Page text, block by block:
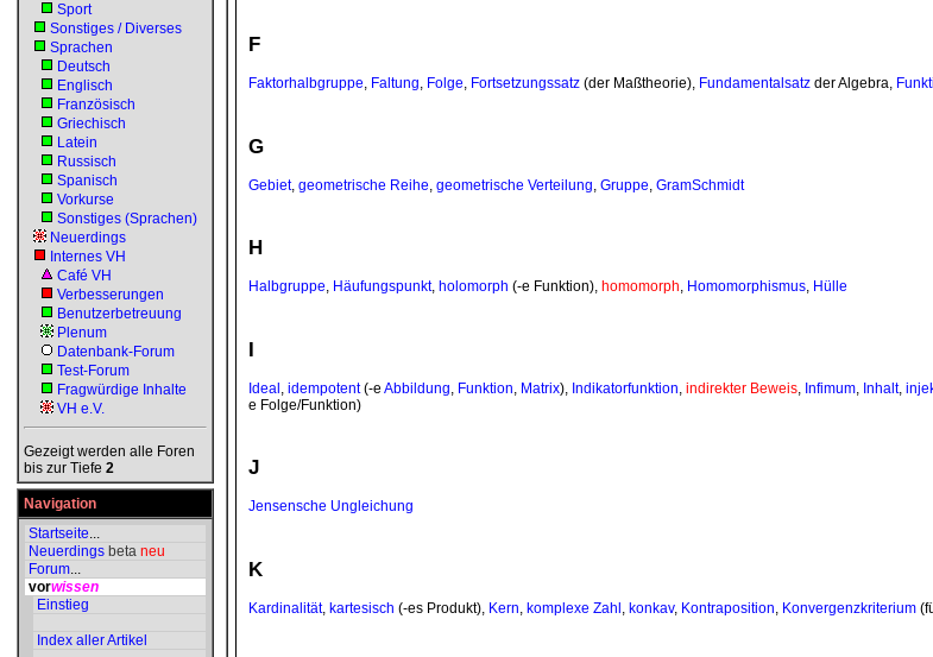
Sport
Sonstiges / Diverses
Sprachen
Deutsch
Englisch
Französisch
Griechisch
Latein
Russisch
Spanisch
Vorkurse
Sonstiges (Sprachen)
Neuerdings
Internes VH
Café VH
Verbesserungen
Benutzerbetreuung
Plenum
Datenbank-Forum
Test-Forum
Fragwürdige Inhalte
VH e.V.
Gezeigt werden alle Foren
bis zur Tiefe 2
Navigation
Startseite...
Neuerdings beta neu
Forum...
vorwissen
Einstieg
Index aller Artikel
F
Faktorhalbgruppe, Faltung, Folge, Fortsetzungssatz (der Maßtheorie), Fundamentalsatz der Algebra,
G
Gebiet, geometrische Reihe geometrische Verteilung Gruppe GramSchmidt
H
Halbgruppe, Häufungspunkt, holomorph (-e Funktion), homomorph, Homomorphismus, Hülle
I
Ideal idempotent(-e Abbildung Funktion Matrix), Indikatorfunktion indirekter Beweis Infimum Inhalt,
e Folge/Funktion)
J
Jensensche Ungleichung
K
Kardinalität, kartesisch (-es Produkt), Kern komplexe Zahl konkav, Kontraposition Konvergenzkriterium